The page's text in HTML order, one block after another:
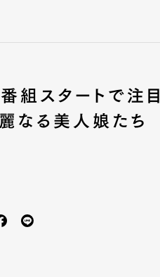
スタートで注目
なる美人娘たち